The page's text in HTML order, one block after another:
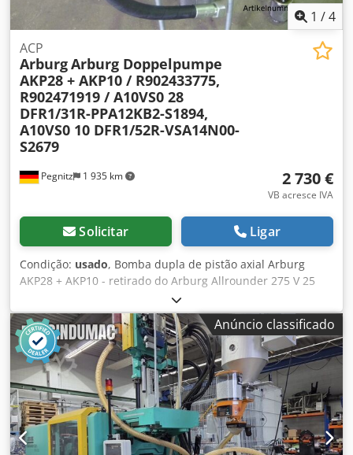
1 /4
Pegnitz 1 935 km
ACP
ArburgArburg Doppelpumpe
AKP28 + AKP10 / R902433775,
R902471919 / A10VS0 28
DFR1/31R-PPA12KB2-S1894,
A10VS0 10 DFR1/52R-VSA14N00-
S2679
2 730 €
VB acresce IVA
Solicitar Ligar
Condição: usado, Bomba dupla de pistão axial Arburg
AKP28 + AKP10 - retirado do Arburg Allrounder 275 V 25
retirado da máquina de corrida Crjdpfou Tv A Rox Apvjf -
totalmente funcionalFabricante: Arburg Tipo: AKP28 +
AKP10 Número da peça de reposição: 250.957 Nº do
fabricante: R9 R9Chave de tipo: A10VS0 28 DFR1/31R-
PPA12KB2-S1894, A10VS0 10 DFR1/52R-VSA14N00-S2679O
número antes da primeira barra descreve a série do
dispositivo. Por esse motivo, esse número do código de
tipo na sua peça de reposição antiga pode ser diferente.
Caso tenha alguma dúvida, sinta-se à vontade para entrar
em contato conosco.
Anúncio classificado